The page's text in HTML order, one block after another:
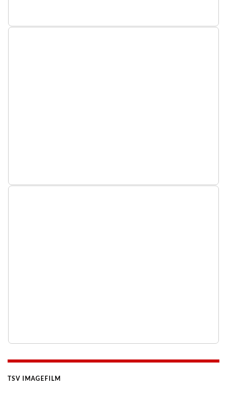
TSV IMAGEFILM